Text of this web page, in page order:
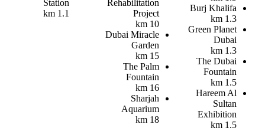
Burj Khalifa
1.3 km
Green Planet
Dubai
1.3 km
The Dubai
Fountain
1.5 km
Hareem Al
Sultan
Exhibition
1.5 km
Rehabilitation
Project
10 km
Dubai Miracle
Garden
15 km
The Palm
Fountain
16 km
Sharjah
Aquarium
18 km
Station
1.1 km